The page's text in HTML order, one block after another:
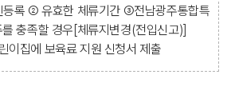
록 ② 유효한 체류기간 ③전남광주통합특
충족할 경우[체류지변경(전입신고)]
이집에 보육료 지원 신청서 제출